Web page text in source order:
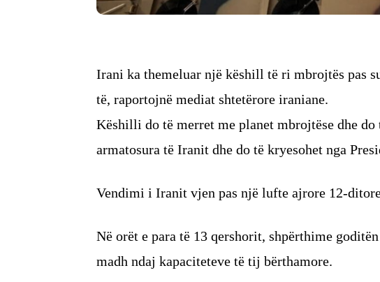
Irani ka themeluar një këshill të ri mbrojtës pas
të, raportojnë mediat shtetërore iraniane.
Këshilli do të merret me planet mbrojtëse dhe
armatosura të Iranit dhe do të kryesohet nga
Vendimi i Iranit vjen pas një lufte ajrore 12-
Në orët e para të 13 qershorit, shpërthime
madh ndaj kapaciteteve të tij bërthamore.